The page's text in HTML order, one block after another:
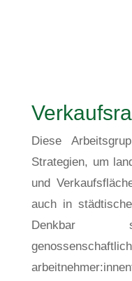
Diese
Strategien, um
und
auch in
Denkbar